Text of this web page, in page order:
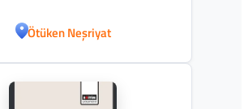
Ötüken Neşriyat